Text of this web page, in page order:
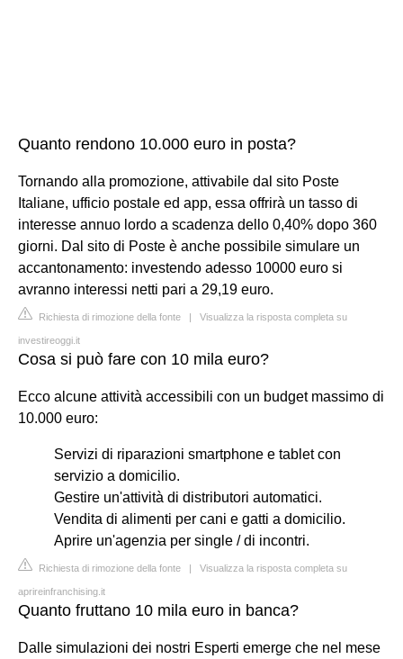
Quanto rendono 10.000 euro in posta?
Tornando alla promozione, attivabile dal sito Poste
Italiane, ufficio postale ed app, essa offrirà un tasso di
interesse annuo lordo a scadenza dello 0,40% dopo 360
giorni. Dal sito di Poste è anche possibile simulare un
accantonamento: investendo adesso 10000 euro si
avranno interessi netti pari a 29,19 euro.
Richiesta di rimozione della fonte | Visualizza la risposta completa su
investireoggi.it
Cosa si può fare con 10 mila euro?
Ecco alcune attività accessibili con un budget massimo di
10.000 euro:
Servizi di riparazioni smartphone e tablet con
servizio a domicilio.
Gestire un'attività di distributori automatici.
Vendita di alimenti per cani e gatti a domicilio.
Aprire un'agenzia per single / di incontri.
Richiesta di rimozione della fonte | Visualizza la risposta completa su
aprireinfranchising.it
Quanto fruttano 10 mila euro in banca?
Dalle simulazioni dei nostri Esperti emerge che nel mese